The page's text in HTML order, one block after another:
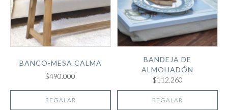
BANCO-MESA CALMA
$490.000
REGALAR
BANDEJA DE
ALMOHADÓN
$112.260
REGALAR